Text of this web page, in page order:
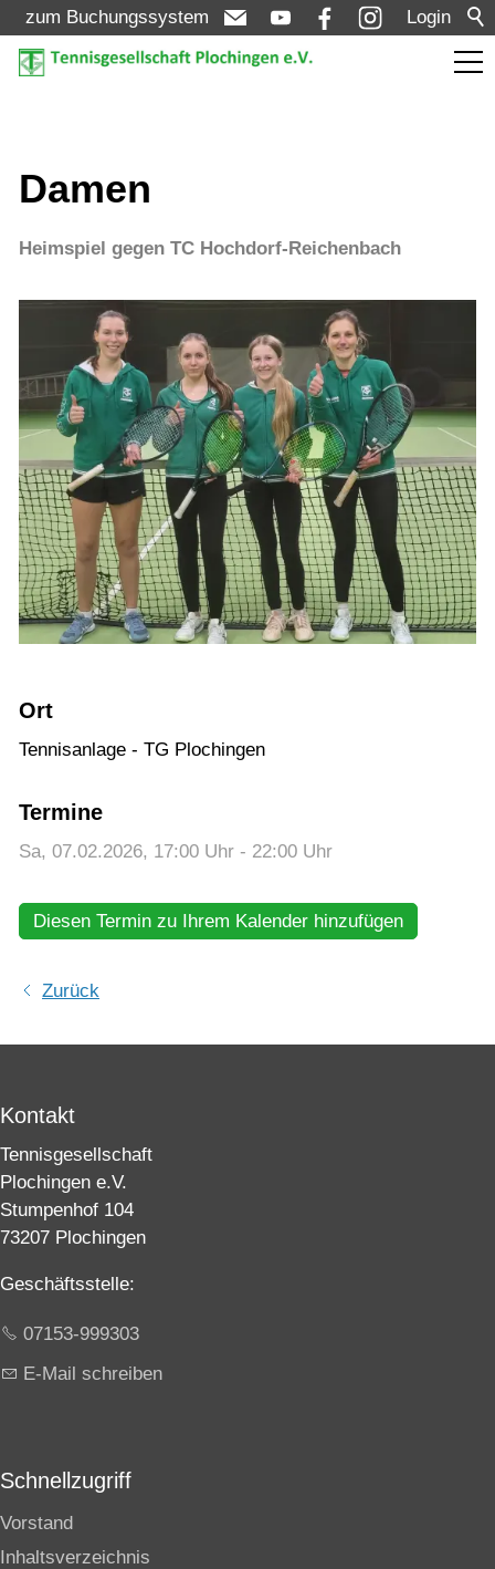
Login
zum Buchungssystem
Turniere
Mannschaften
Jugend
Training
Gaststätte
Damen
Heimspiel gegen TC Hochdorf-Reichenbach
Ort
Tennisanlage - TG Plochingen
Termine
Sa, 07.02.2026, 17:00 Uhr - 22:00 Uhr
Diesen Termin zu Ihrem Kalender hinzufügen
Zurück
Kontakt
Tennisgesellschaft
Plochingen e.V.
Stumpenhof 104
73207 Plochingen
Geschäftsstelle:
07153-999303
E-Mail schreiben
Schnellzugriff
Vorstand
Inhaltsverzeichnis